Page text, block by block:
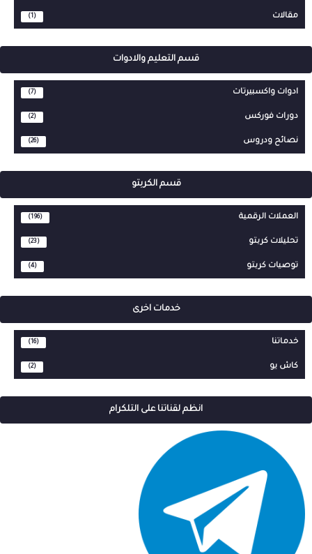
مقالات (1)
قسم التعليم والادوات
ادوات واكسبيرتات (7)
دورات فوركس (2)
نصائح ودروس (26)
قسم الكربتو
العملات الرقمية (196)
تحليلات كربتو (23)
توصيات كربتو (4)
خدمات اخرى
خدماتنا (16)
كاش يو (2)
انظم لقناتنا على التلكرام